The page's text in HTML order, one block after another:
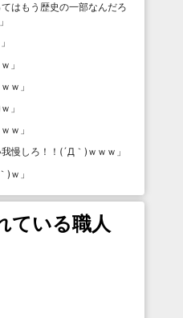
はもう歴史の一部なんだろ
」
」
」
ｗ 」
」
ｗ 」
慢しろ！！(´Д｀)ｗｗｗ 」
)ｗ 」
ている職人